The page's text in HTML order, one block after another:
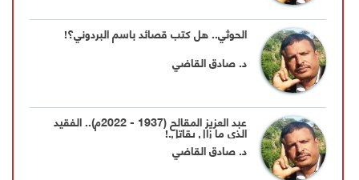
الحوثي.. هل كتب قصائد باسم البردوني؟!
د. صادق القاضي
عبد العزيز المقالح (1937 - 2022م).. الفقيد
الذي ما زال يقاتل.!
د. صادق القاضي